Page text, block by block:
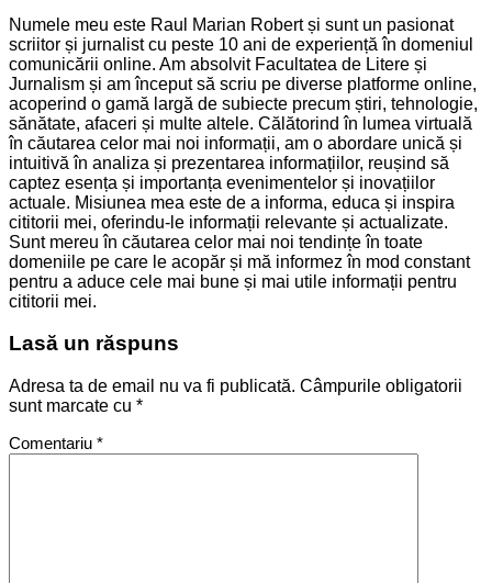
Numele meu este Raul Marian Robert și sunt un pasionat
scriitor și jurnalist cu peste 10 ani de experiență în domeniul
comunicării online. Am absolvit Facultatea de Litere și
Jurnalism și am început să scriu pe diverse platforme online,
acoperind o gamă largă de subiecte precum știri, tehnologie,
sănătate, afaceri și multe altele. Călătorind în lumea virtuală
în căutarea celor mai noi informații, am o abordare unică și
intuitivă în analiza și prezentarea informațiilor, reușind să
captez esența și importanța evenimentelor și inovațiilor
actuale. Misiunea mea este de a informa, educa și inspira
cititorii mei, oferindu-le informații relevante și actualizate.
Sunt mereu în căutarea celor mai noi tendințe în toate
domeniile pe care le acopăr și mă informez în mod constant
pentru a aduce cele mai bune și mai utile informații pentru
cititorii mei.
Lasă un răspuns
Adresa ta de email nu va fi publicată. Câmpurile obligatorii
sunt marcate cu *
Comentariu *